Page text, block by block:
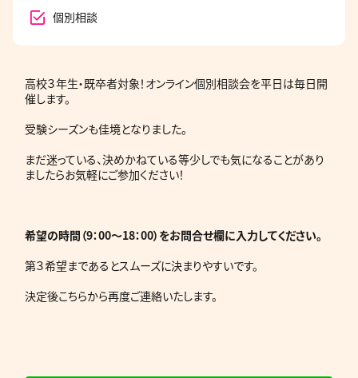
個別相談
高校３年生・既卒者対象！オンライン個別相談会を平日は毎日開
催します。
受験シーズンも佳境となりました。
まだ迷っている、決めかねている等少しでも気になることがあり
ましたらお気軽にご参加ください！
希望の時間（9：00～18：00）をお問合せ欄に入力してください。
第３希望まであるとスムーズに決まりやすいです。
決定後こちらから再度ご連絡いたします。